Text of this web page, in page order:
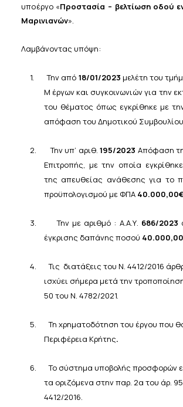
υποέργο «Προστασία – βελτίωση οδού
Μαρινιανών».
Λαμβάνοντας υπόψη:
1. Την από 18/01/2023 μελέτη του
Μ έργων και συγκοινωνιών για την
του θέματος όπως εγκρίθηκε με
απόφαση του Δημοτικού
2. Την υπ’ αριθ.195/2023 Απόφαση
Επιτροπής, με την οποία
της απευθείας ανάθεσης για το
προϋπολογισμού με ΦΠΑ
3. Την με αριθμό : Α.Α.Υ. 686/2023
έγκρισης δαπάνης ποσού 40.000,00
4.
Τις διατάξεις του Ν. 4412/2016
ισχύει σήμερα μετά την
50 του Ν. 4782/2021.
5.
Τη χρηματοδότηση του έργου που
Περιφέρεια Κρήτης.
6.
Το σύστημα υποβολής προσφορών
τα οριζόμενα στην παρ. 2α του άρ.
4412/2016.